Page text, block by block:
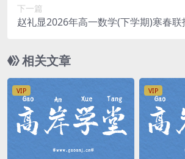
下一篇
赵礼显2026年高一数学(下学期)寒春联
相关文章
VIP VIP